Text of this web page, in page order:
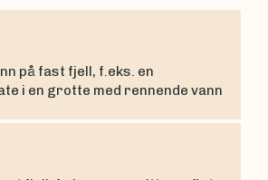
på fast fjell, f.eks. en
i en grotte med rennende vann